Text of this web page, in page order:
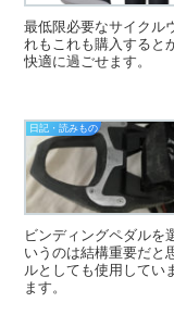
最低限必要なサイクル
れもこれも購入すると
快適に過ごせます。
日記・読みもの
ビンディングペダルを
いうのは結構重要だと
ルとしても使用してい
ます。